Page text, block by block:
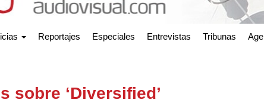
Reportajes Especiales Entrevistas Tribunas
sobre ‘Diversified’